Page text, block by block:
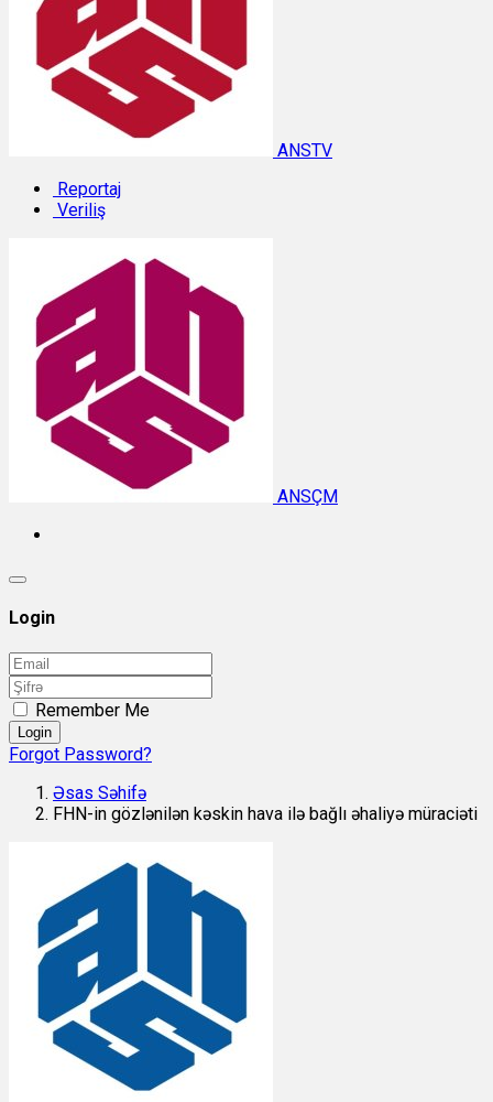
ANSTV
Reportaj
Veriliş
ANSÇM
Login
Remember Me
Login
Forgot Password?
Əsas Səhifə
FHN-in gözlənilən kəskin hava ilə bağlı əhaliyə müraciəti